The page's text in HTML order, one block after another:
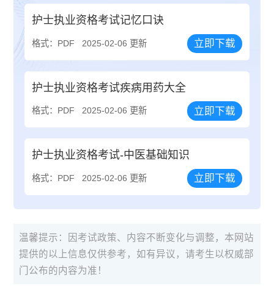
护士执业资格考试记忆口诀
格式：PDF 2025-02-06 更新 立即下载
护士执业资格考试疾病用药大全
格式：PDF 2025-02-06 更新 立即下载
护士执业资格考试-中医基础知识
格式：PDF 2025-02-06 更新 立即下载
温馨提示：因考试政策、内容不断变化与调整，本网站
提供的以上信息仅供参考，如有异议，请考生以权威部
门公布的内容为准！